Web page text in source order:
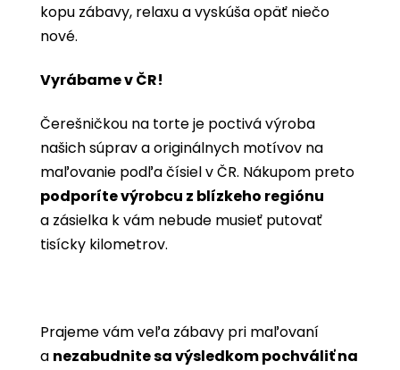
kopu zábavy, relaxu a vyskúša opäť niečo
nové.
Vyrábame v ČR!
Čerešničkou na torte je poctivá výroba
našich súprav a originálnych motívov na
maľovanie podľa čísiel v ČR. Nákupom preto
podporíte výrobcu z blízkeho regiónu
a zásielka k vám nebude musieť putovať
tisícky kilometrov.
Prajeme vám veľa zábavy pri maľovaní
a nezabudnite sa výsledkom pochváliť na